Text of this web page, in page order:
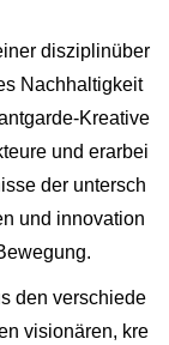
disziplinüber
Nachhaltigkeit
Kreative
und erarbei
der untersch
und innovation
den verschiede
visionären, kre